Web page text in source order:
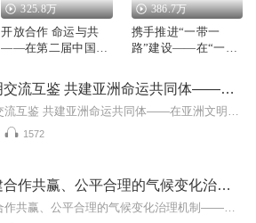
325.8万
开放合作 命运与共
——在第二届中国国
上的主旨演讲
386.7万
携手推进“一带一
路”建设——在“一带
论坛开幕式上的演讲
深化文明交流互鉴 共建亚洲命运共同体——在亚洲文明对话大会开幕式上的主旨演讲
1572
携手构建合作共赢、公平合理的气候变化治理机制——在气候变化巴黎大会开幕式上的讲话